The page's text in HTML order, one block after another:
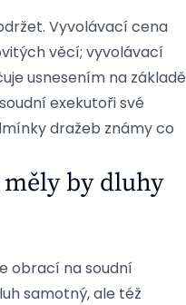
Vyvolávací cena
věcí; vyvolávací
usnesením na základě
exekutoři své
dražeb známy co
by dluhy
obrací na soudní
samotný, ale též